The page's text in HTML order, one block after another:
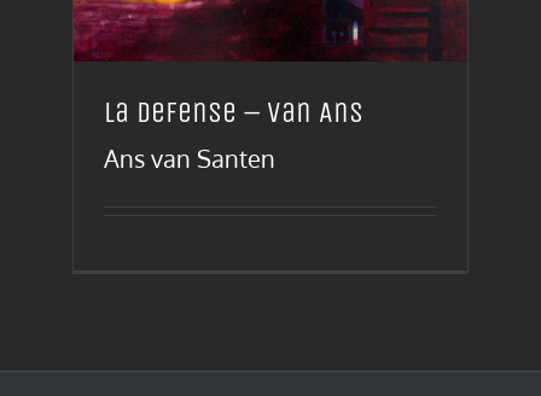
La Defense – van Ans
Ans van Santen